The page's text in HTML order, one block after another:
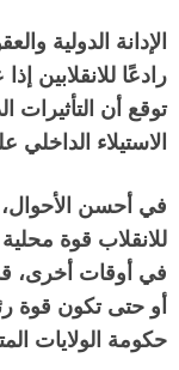
الإدانة الدولية
رادعًا للانقلابين
توقع أن التأثيرات
الاستيلاء
في أحسن
للانقلاب قوة
في أوقات أخرى، قد
أو حتى تكون قوة
حكومة الولايات